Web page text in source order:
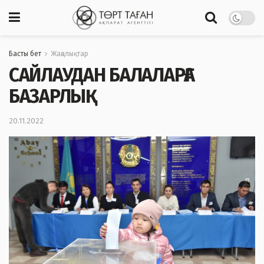
Басты бет Жаңалықтар
САЙЛАУДАН БАЛАЛАРҒА
БАЗАРЛЫҚ
20.11.2022